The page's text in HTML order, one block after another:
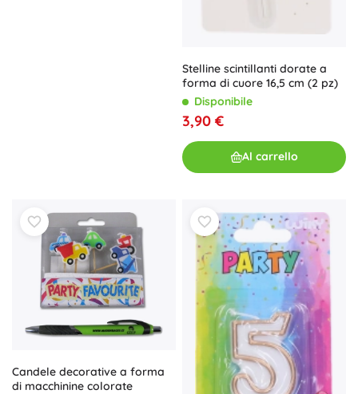
Stelline scintillanti dorate a
forma di cuore 16,5 cm (2 pz)
Disponibile
3,90 €
Al carrello
Candele decorative a forma
di macchinine colorate